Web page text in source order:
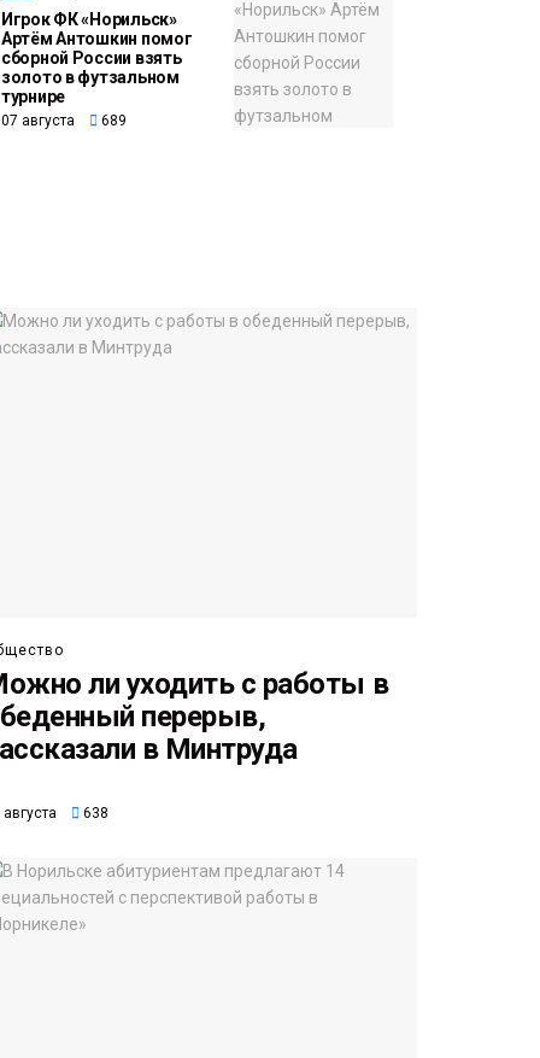
Игрок ФК «Норильск»
Артём Антошкин помог
сборной России взять
золото в футзальном
турнире
07 августа 689
ли уходить с работы в
перерыв,
в Минтруда
638